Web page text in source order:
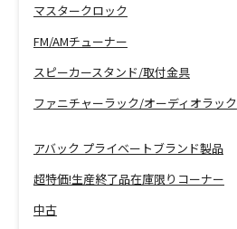
マスタークロック
FM/AMチューナー
スピーカースタンド/取付金具
ファニチャーラック/オーディオラック
アバック プライベートブランド製品
超特価!生産終了品在庫限りコーナー
中古